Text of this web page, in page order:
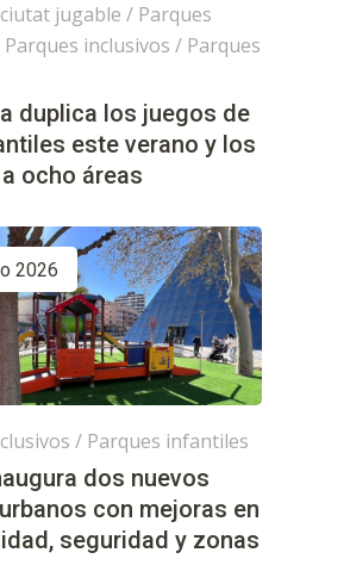
jugable / Parques
Parques inclusivos / Parques
duplica los juegos de
este verano y los
ocho áreas
2026
/ Parques infantiles
dos nuevos
con mejoras en
seguridad y zonas